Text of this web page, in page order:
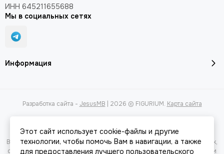
Информация
ИНН 645211655688
Мы в социальных сетях
Разработка сайта - JesusMB | 2026 © FIGURIUM. Карта сайта
Вся представленная на сайте информация, касающаяся характеристик,
стоимости товаров и услуг, носит информационный характер и ни при
Этот сайт использует cookie-файлы и другие
технологии, чтобы помочь Вам в навигации, а также
для предоставления лучшего пользовательского